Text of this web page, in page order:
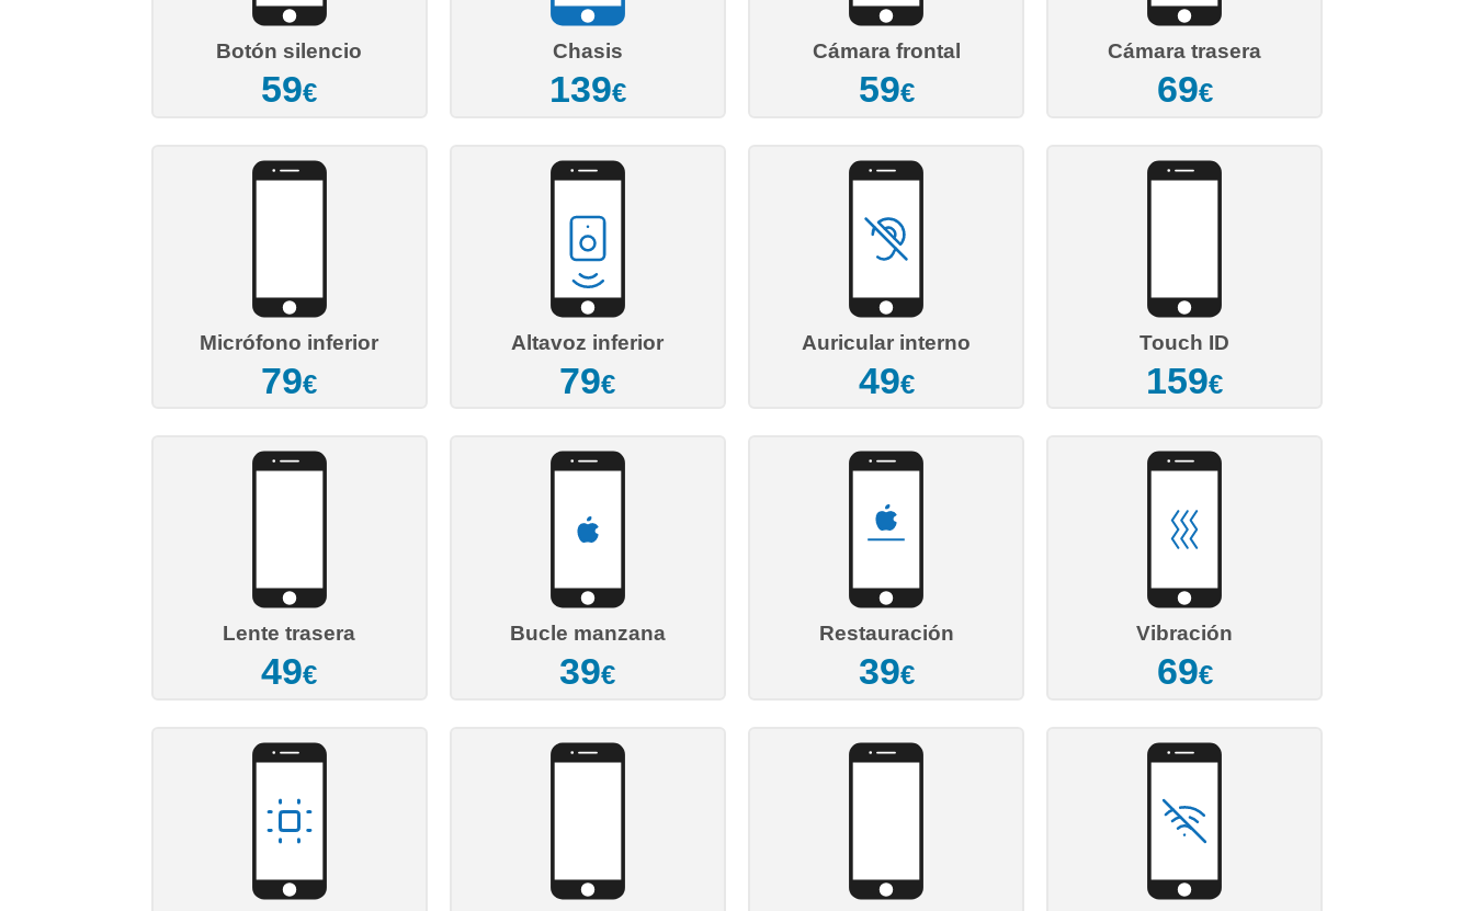
Botón silencio
59€
Chasis
139€
Cámara frontal
59€
Cámara trasera
69€
Micrófono inferior
79€
Altavoz inferior
79€
Auricular interno
49€
Touch ID
159€
Lente trasera
49€
Bucle manzana
39€
Restauración
39€
Vibración
69€